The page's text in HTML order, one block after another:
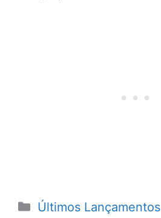
Categorias
Últimos Lançamentos